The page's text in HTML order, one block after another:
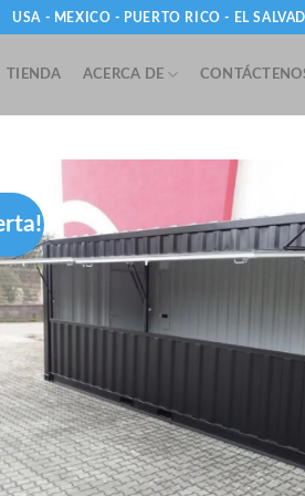
USA - MEXICO - PUERTO RICO - EL
TIENDA ACERCA DE